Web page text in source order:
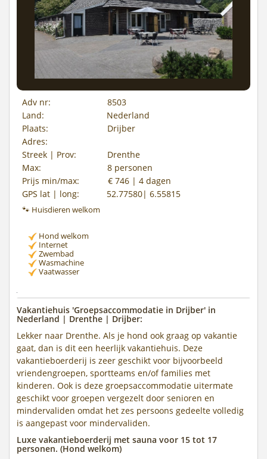
Adv nr:
8503
Land:
Nederland
Plaats:
Drijber
Adres:
Streek | Prov:
Drenthe
Max:
8 personen
Prijs min/max:
€ 746 | 4 dagen
GPS lat | long:
52.77580| 6.55815
🐾 Huisdieren welkom
Hond welkom
Internet
Zwembad
Wasmachine
Vaatwasser
Vakantiehuis 'Groepsaccommodatie in Drijber' in
Nederland | Drenthe | Drijber:
Lekker naar Drenthe. Als je hond ook graag op vakantie
gaat, dan is dit een heerlijk vakantiehuis. Deze
vakantieboerderij is zeer geschikt voor bijvoorbeeld
vriendengroepen, sportteams en/of families met
kinderen. Ook is deze groepsaccommodatie uitermate
geschikt voor groepen vergezelt door senioren en
mindervaliden omdat het zes persoons gedeelte volledig
is aangepast voor mindervaliden.
Luxe vakantieboerderij met sauna voor 15 tot 17
personen. (Hond welkom)